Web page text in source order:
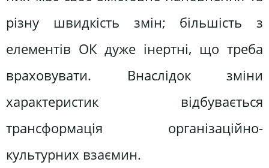
різну швидкість змін; більшість з
елементів ОК дуже інертні, що треба
враховувати. Внаслідок зміни
характеристик відбувається
трансформація організаційно-
культурних взаємин.